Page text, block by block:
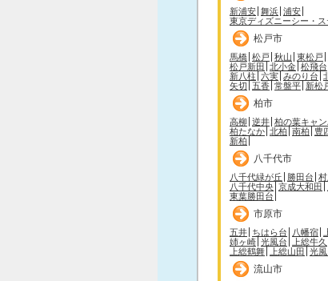
新浦安 舞浜 浦安
東京ディズニーシー・
松戸市
馬橋 松戸 秋山 東松戸
松戸新田 北小金 松飛台
新八柱 六実 みのり台
矢切 五香 常盤平 新松
柏市
高柳 逆井 柏の葉キャン
柏たなか 北柏 南柏 豊
新柏
八千代市
八千代緑が丘 勝田台
八千代中央 京成大和田
東葉勝田台
市原市
五井 ちはら台 八幡宿
姉ヶ崎 光風台 上総牛久
上総鶴舞
上総山田 光風
流山市